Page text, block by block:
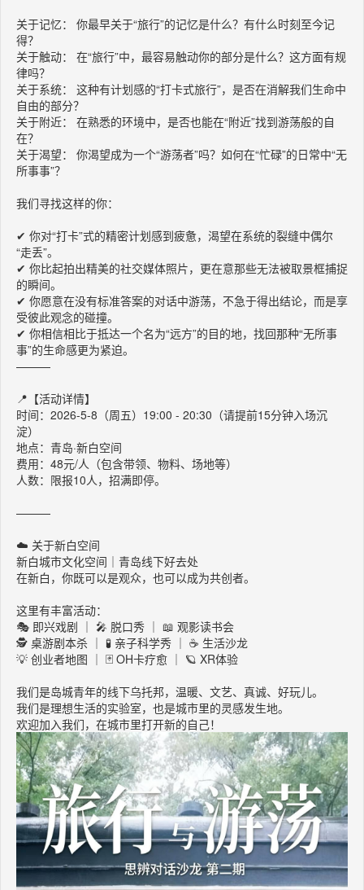
关于记忆： 你最早关于“旅行”的记忆是什么？有什么时刻至今记
得？
关于触动： 在“旅行”中，最容易触动你的部分是什么？这方面有规
律吗？
关于系统： 这种有计划感的“打卡式旅行”，是否在消解我们生命中
自由的部分？
关于附近： 在熟悉的环境中，是否也能在“附近”找到游荡般的自
在？
关于渴望： 你渴望成为一个“游荡者”吗？如何在“忙碌”的日常中“无
所事事”？
我们寻找这样的你：
✔ 你对“打卡”式的精密计划感到疲惫，渴望在系统的裂缝中偶尔
“走丢”。
✔ 你比起拍出精美的社交媒体照片，更在意那些无法被取景框捕捉
的瞬间。
✔ 你愿意在没有标准答案的对话中游荡，不急于得出结论，而是享
受彼此观念的碰撞。
✔ 你相信相比于抵达一个名为“远方”的目的地，找回那种“无所事
事”的生命感更为紧迫。
———
📍【活动详情】
时间：2026-5-8（周五）19:00 - 20:30（请提前15分钟入场沉
淀）
地点：青岛·新白空间
费用：48元/人（包含带领、物料、场地等）
人数：限报10人，招满即停。
———
☁️ 关于新白空间
新白城市文化空间｜青岛线下好去处
在新白，你既可以是观众，也可以成为共创者。
这里有丰富活动：
🎭 即兴戏剧 ｜ 🎤 脱口秀 ｜ 📖 观影读书会
🕵️ 桌游剧本杀 ｜ 🧪 亲子科学秀 ｜ ☕ 生活沙龙
💡 创业者地图 ｜ 🃏 OH卡疗愈 ｜ 🪐 XR体验
我们是岛城青年的线下乌托邦，温暖、文艺、真诚、好玩儿。
我们是理想生活的实验室，也是城市里的灵感发生地。
欢迎加入我们，在城市里打开新的自己！